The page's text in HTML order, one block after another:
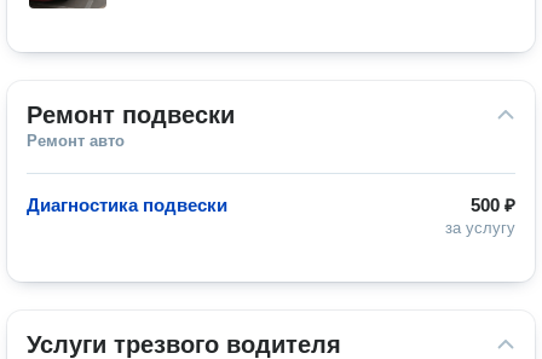
Ремонт подвески
Ремонт авто
500 ₽
за услугу
Диагностика подвески
Услуги трезвого водителя